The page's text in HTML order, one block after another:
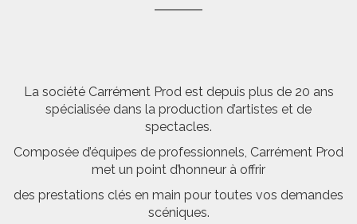
La société Carrément Prod est depuis plus de 20 ans
spécialisée dans la production d’artistes et de
spectacles.
Composée d’équipes de professionnels, Carrément Prod
met un point d’honneur à offrir
des prestations clés en main pour toutes vos demandes
scéniques.